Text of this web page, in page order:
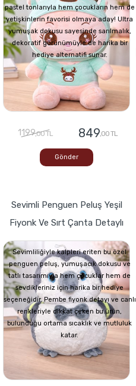
pastel tonlarıyla hem çocukların hem de
yetişkinlerin favorisi olmaya aday! Ultra
yumuşak dokusu sayesinde sarılmalık,
dekoratif görünümüyle de harika bir
hediye alternatifi sunar.
1199,00 TL 849,00 TL
Gönder
Sevimli Penguen Peluş Yeşil
Fiyonk Ve Sırt Çanta Detaylı
Sevimliliğiyle kalpleri eriten bu özel
penguen peluş, yumuşacık dokusu ve
tatlı tasarımıyla hem çocuklar hem de
sevdikleriniz için harika bir hediye
seçeneğidir. Pembe fiyonk detayı ve canlı
renkleriyle dikkat çeken bu ürün,
bulunduğu ortama sıcaklık ve mutluluk
katar.